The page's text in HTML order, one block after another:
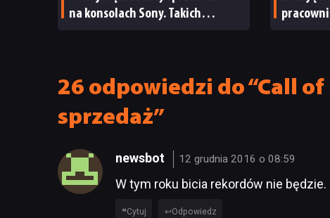
na konsolach Sony. Takich
26 odpowiedzi do “Call
sprzedaż”
newsbot 12 grudnia 2016 o 08:59
W tym roku bicia rekordów nie będzie.
Cytuj Odpowiedz